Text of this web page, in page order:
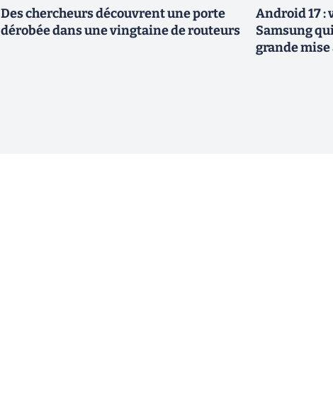
Des chercheurs découvrent une porte
dérobée dans une vingtaine de routeurs
Android 17 :
Samsung
grande mise